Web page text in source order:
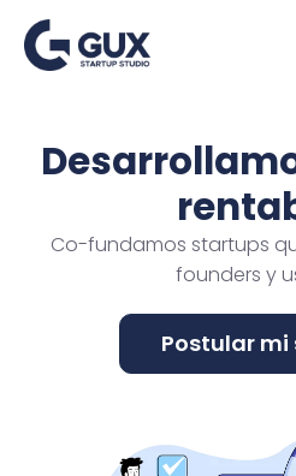
Co-fundamos startups
founders y